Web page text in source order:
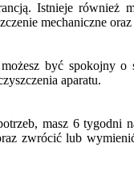
Istnieje również
mechaniczne oraz
być spokojny o
aparatu.
masz 6 tygodni
zwrócić lub